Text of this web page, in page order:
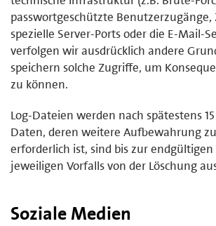
passwortgeschützte
spezielle Server-Ports oder die E-Mail-
verfolgen wir ausdrücklich andere
speichern solche Zugriffe, um
zu können.
Log-Dateien werden nach spätestens
Daten, deren weitere Aufbewahrung
erforderlich ist, sind bis zur endgültigen
jeweiligen Vorfalls von der Löschung
Soziale Medien